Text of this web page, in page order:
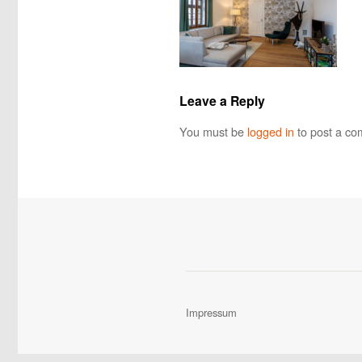
Leave a Reply
You must be logged in to post a
Impressum